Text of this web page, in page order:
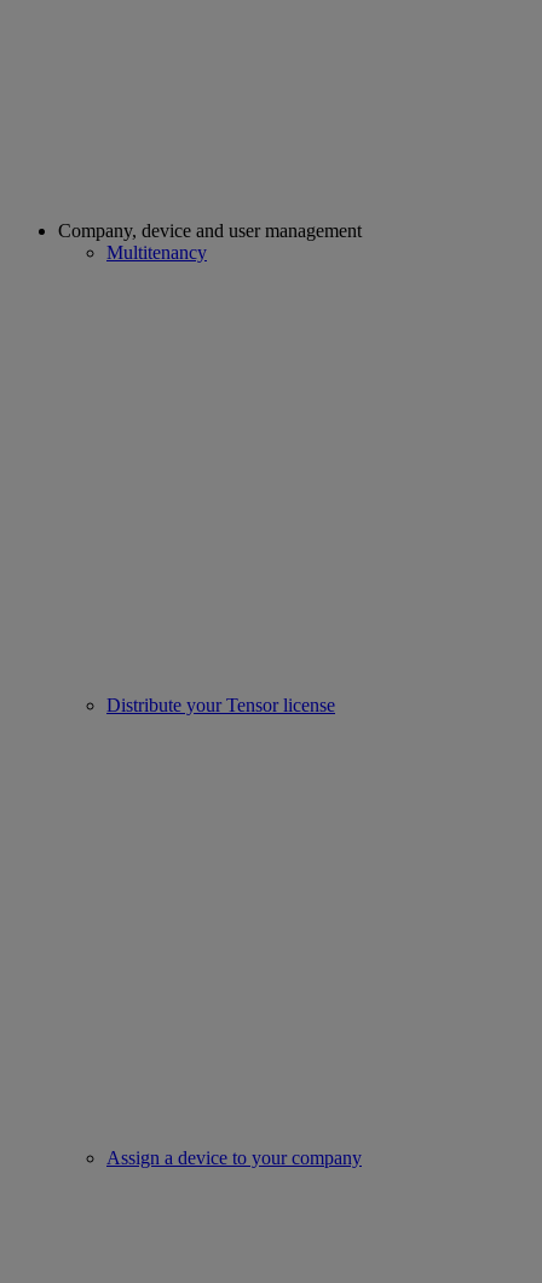
Company, device and user management
Multitenancy
Distribute your Tensor license
Assign a device to your company